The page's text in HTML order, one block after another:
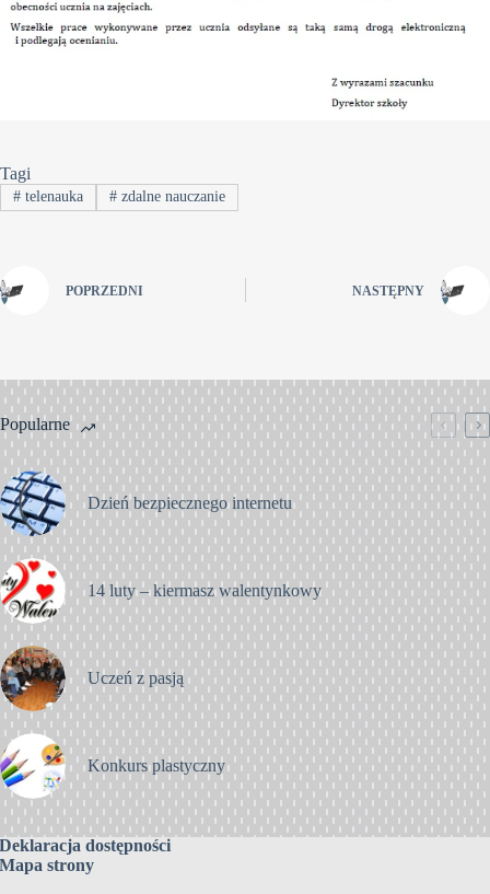
Tagi
#telenauka #zdalne nauczanie
POPRZEDNI NASTĘPNY
Popularne
Dzień bezpiecznego internetu
14 luty – kiermasz walentynkowy
Uczeń z pasją
Konkurs plastyczny
Deklaracja dostępności
Mapa strony